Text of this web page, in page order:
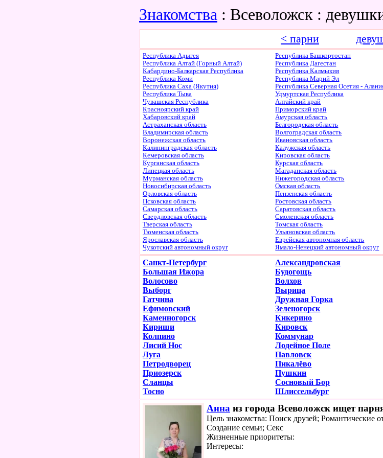
Знакомства : Всеволожск :
< парни
Республика Адыгея Республика Башкортостан
Республика Алтай (Горный Алтай)
Республика Дагестан
Кабардино-Балкарская Республика
Республика Калмыкия
Республика Коми
Республика Марий Эл
Республика Саха (Якутия)
Республика Северная Осетия -
Республика Тыва
Удмуртская Республика
Чувашская Республика
Алтайский край
Красноярский край
Приморский край
Хабаровский край
Амурская область
Астраханская область
Белгородская область
Владимирская область
Волгоградская область
Воронежская область
Ивановская область
Калининградская область
Калужская область
Кемеровская область
Кировская область
Курганская область
Курская область
Липецкая область
Магаданская область
Мурманская область
Нижегородская область
Новосибирская область
Омская область
Орловская область
Пензенская область
Псковская область
Ростовская область
Самарская область
Саратовская область
Свердловская область
Смоленская область
Тверская область
Томская область
Тюменская область
Ульяновская область
Ярославская область
Еврейская автономная область
Чукотский автономный округ
Ямало-Ненецкий автономный округ
Санкт-Петербург Александровская
Большая Ижора
Будогощь
Волосово
Волхов
Выборг
Вырица
Гатчина
Дружная Горка
Ефимовский
Зеленогорск
Каменногорск
Кикерино
Кириши
Кировск
Колпино
Коммунар
Лисий Нос
Лодейное Поле
Луга
Павловск
Петродворец
Пикалёво
Приозерск
Пушкин
Сланцы
Сосновый Бор
Тосно
Шлиссельбург
Анна из города Всеволожск ищет
Цель знакомства: Поиск друзей; Романтические
Создание семьи; Секс
Жизненные приоритеты:
Интересы: